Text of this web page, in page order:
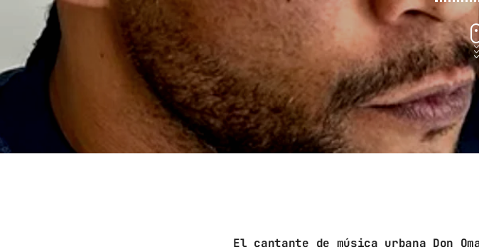
septiembre
agosto 2024
julio 2024
junio 2024
mayo 2024
abril 2024
El cantante de música urbana Don